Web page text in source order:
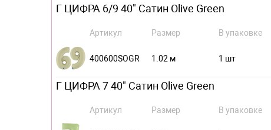
Г ЦИФРА 6/9 40" Сатин Olive Green
Артикул Размер В упаковке
400600SOGR 1.02 м 1 шт
Г ЦИФРА 7 40" Сатин Olive Green
Артикул Размер В упаковке